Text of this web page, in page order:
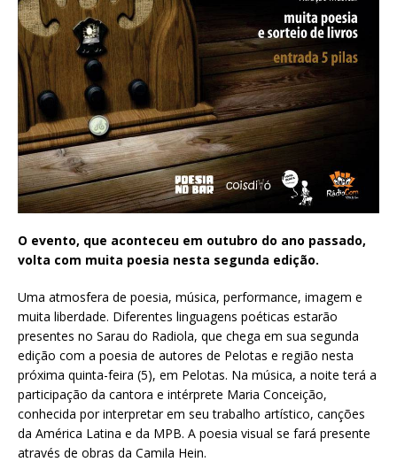
O evento, que aconteceu em outubro do ano passado,
volta com muita poesia nesta segunda edição.
Uma atmosfera de poesia, música, performance, imagem e
muita liberdade. Diferentes linguagens poéticas estarão
presentes no Sarau do Radiola, que chega em sua segunda
edição com a poesia de autores de Pelotas e região nesta
próxima quinta-feira (5), em Pelotas. Na música, a noite terá a
participação da cantora e intérprete Maria Conceição,
conhecida por interpretar em seu trabalho artístico, canções
da América Latina e da MPB. A poesia visual se fará presente
através de obras da Camila Hein.